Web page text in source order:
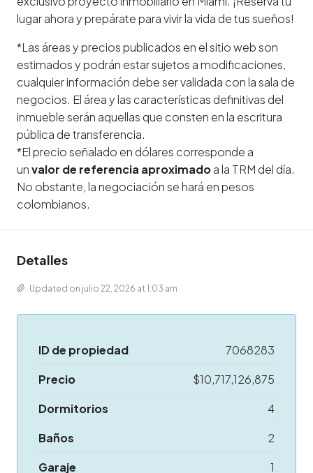
lugar ahora y prepárate para vivir la vida de tus sueños!
*Las áreas y precios publicados en el sitio web son
estimados y podrán estar sujetos a modificaciones,
cualquier información debe ser validada con la sala de
negocios. El área y las características definitivas del
inmueble serán aquellas que consten en la escritura
pública de transferencia.
*El precio señalado en dólares corresponde a
unvalor de referencia aproximadoa la TRM del día.
No obstante, la negociación se hará en pesos
colombianos.
Detalles
Updated on julio 22, 2026 at 1:03 am
ID de propiedad
7068283
Precio
$10,717,126,875
Dormitorios
4
Baños
2
Garaje
1